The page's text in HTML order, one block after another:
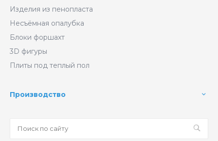
Изделия из пенопласта
Несъёмная опалубка
Блоки форшахт
3D фигуры
Плиты под теплый пол
Производство